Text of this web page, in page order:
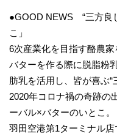
●GOOD NEWS “三方良
こ」
6次産業化を目指す酪農家
バターを作る際に脱脂粉
肪乳を活用し、皆が喜ぶ“
2020年コロナ禍の奇跡の
ーバル×バターのいとこ。
羽田空港第1ターミナル